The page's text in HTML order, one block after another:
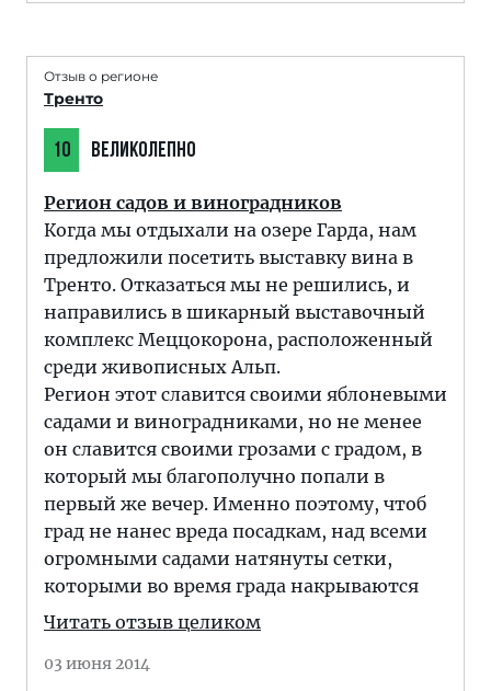
Отзыв о регионе
Тренто
10 ВЕЛИКОЛЕПНО
Регион садов и виноградников
Когда мы отдыхали на озере Гарда, нам
предложили посетить выставку вина в
Тренто. Отказаться мы не решились, и
направились в шикарный выставочный
комплекс Меццокорона, расположенный
среди живописных Альп.
Регион этот славится своими яблоневыми
садами и виноградниками, но не менее
он славится своими грозами с градом, в
который мы благополучно попали в
первый же вечер. Именно поэтому, чтоб
град не нанес вреда посадкам, над всеми
огромными садами натянуты сетки,
которыми во время града накрываются
Читать отзыв целиком
03 июня 2014